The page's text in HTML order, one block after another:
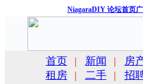
NiagaraDIY 论坛首页
首页 | 新闻 | 房
租房
| 二手 | 招